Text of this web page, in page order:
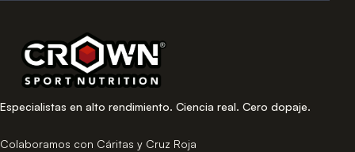
Especialistas en alto rendimiento. Ciencia real. Cero dopaje.
Colaboramos con Cáritas y Cruz Roja